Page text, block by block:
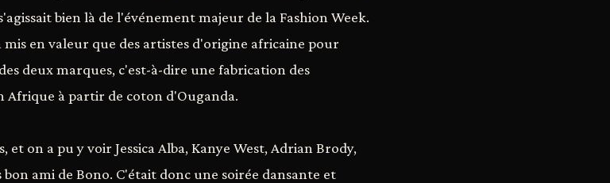
bien là de l'événement majeur de la Fashion Week.
en valeur que des artistes d'origine africaine pour
deux marques, c'est-à-dire une fabrication des
Afrique à partir de coton d'Ouganda.
on a pu y voir Jessica Alba, Kanye West, Adrian Brody,
ami de Bono. C'était donc une soirée dansante et